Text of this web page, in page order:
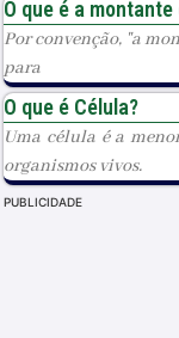
O que é a
Por convenção, "a
para
O que é Célula?
Uma célula é a
organismos vivos.
PUBLICIDADE